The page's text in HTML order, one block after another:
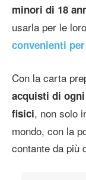
minori di 18
usarla per le
convenienti
Con la carta
acquisti di
fisici, non solo
mondo, con la
contante da più